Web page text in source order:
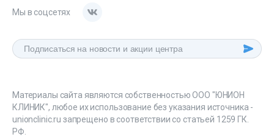
Мы в соцсетях
Материалы сайта являются собственностью ООО "ЮНИОН
КЛИНИК", любое их использование без указания источника -
unionclinic.ru запрещено в соответствии со статьей 1259 ГК.
РФ.